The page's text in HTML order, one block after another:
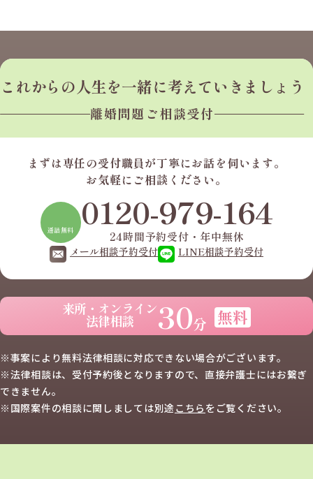
これからの人生を一緒に考えていきましょう
離婚問題ご相談受付
まずは専任の受付職員が丁寧にお話を伺います。
お気軽にご相談ください。
通話無料 0120-979-164
24時間予約受付・年中無休
メール相談予約受付 LINE相談予約受付
来所・オンライン
法律相談 30分 無料
※事案により無料法律相談に対応できない場合がございます。
※法律相談は、受付予約後となりますので、 直接弁護士にはお繋ぎ
できません。
※国際案件の相談に関しましては別途 こちら を ご覧ください。